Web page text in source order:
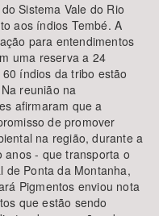
Sistema Vale do Rio
aos índios Tembé. A
para entendimentos
uma reserva a 24
índios da tribo estão
reunião na
afirmaram que a
de promover
na região, durante a
anos - que transporta o
de Ponta da Montanha,
Pigmentos enviou nota
que estão sendo